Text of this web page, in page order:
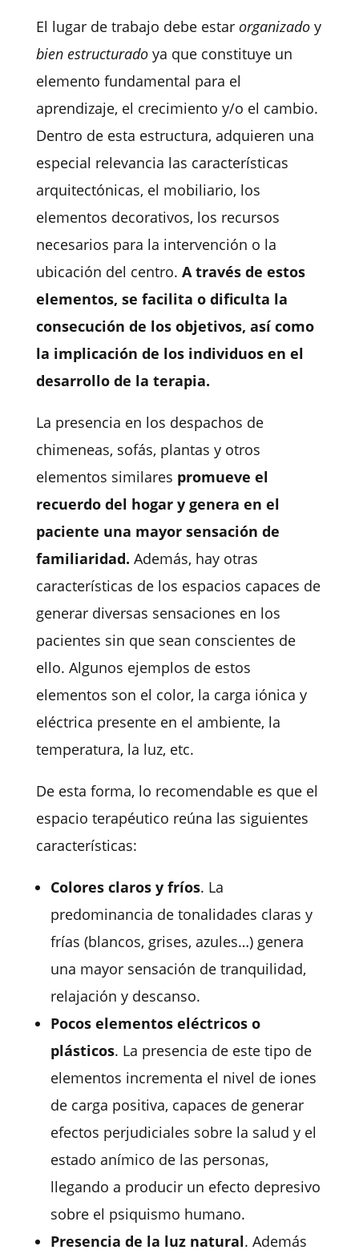
El lugar de trabajo debe estar organizadoy
bien estructuradoya que constituye un
elemento fundamental para el
aprendizaje, el crecimiento y/o el cambio.
Dentro de esta estructura, adquieren una
especial relevancia las características
arquitectónicas, el mobiliario, los
elementos decorativos, los recursos
necesarios para la intervención o la
ubicación del centro. A través de estos
elementos, se facilita o dificulta la
consecución de los objetivos, así como
la implicación de los individuos en el
desarrollo de la terapia.
La presencia en los despachos de
chimeneas, sofás, plantas y otros
elementos similares promueve el
recuerdo del hogar y genera en el
paciente una mayor sensación de
familiaridad. Además, hay otras
características de los espacios capaces de
generar diversas sensaciones en los
pacientes sin que sean conscientes de
ello. Algunos ejemplos de estos
elementos son el color, la carga iónica y
eléctrica presente en el ambiente, la
temperatura, la luz, etc.
De esta forma, lo recomendable es que el
espacio terapéutico reúna las siguientes
características:
Colores claros y fríos. La
predominancia de tonalidades claras y
frías (blancos, grises, azules…) genera
una mayor sensación de tranquilidad,
relajación y descanso.
Pocos elementos eléctricos o
plásticos. La presencia de este tipo de
elementos incrementa el nivel de iones
de carga positiva, capaces de generar
efectos perjudiciales sobre la salud y el
estado anímico de las personas,
llegando a producir un efecto depresivo
sobre el psiquismo humano.
Presencia de la luz natural. Además